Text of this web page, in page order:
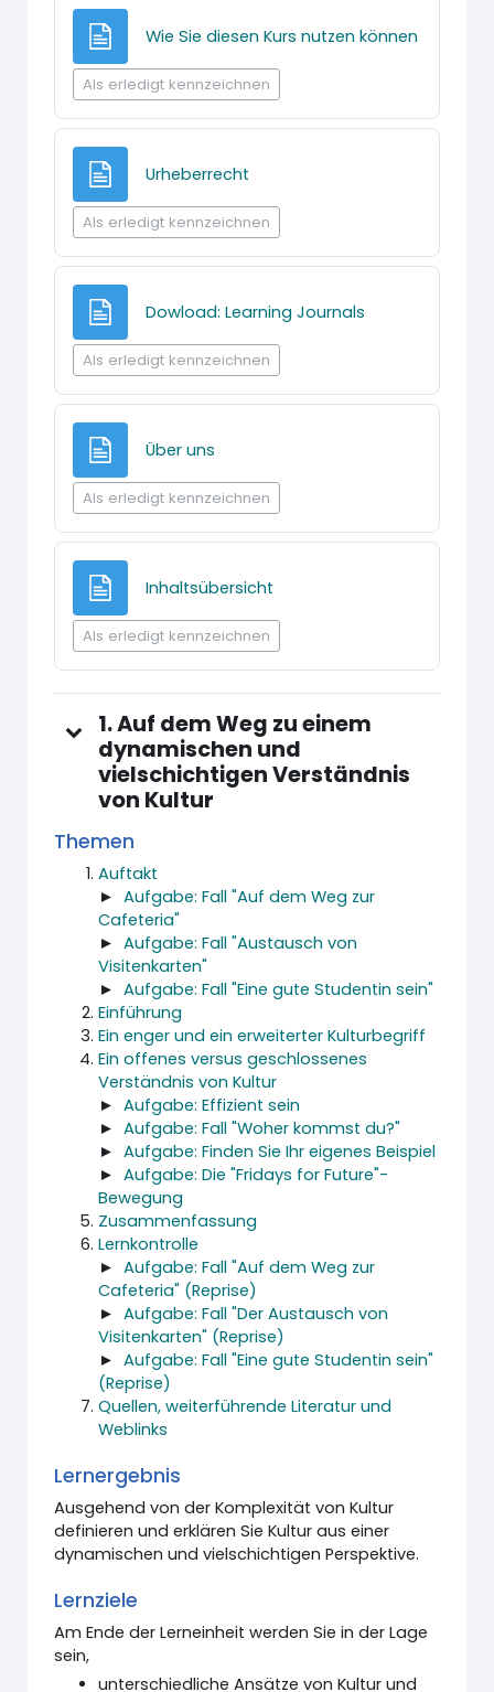
Wie Sie diesen Kurs nutzen können
Als erledigt kennzeichnen
Urheberrecht
Als erledigt kennzeichnen
Dowload: Learning Journals
Als erledigt kennzeichnen
Über uns
Als erledigt kennzeichnen
Inhaltsübersicht
Als erledigt kennzeichnen
1. Auf dem Weg zu einem
dynamischen und
vielschichtigen Verständnis
von Kultur
Themen
Auftakt
►Aufgabe: Fall "Auf dem Weg zur
Cafeteria"
►Aufgabe: Fall "Austausch von
Visitenkarten"
►Aufgabe: Fall "Eine gute Studentin sein"
Einführung
Ein enger und ein erweiterter Kulturbegriff
Ein offenes versus geschlossenes
Verständnis von Kultur
►Aufgabe: Effizient sein
►Aufgabe: Fall "Woher kommst du?"
►Aufgabe: Finden Sie Ihr eigenes Beispiel
►Aufgabe: Die "Fridays for Future"-
Bewegung
Zusammenfassung
Lernkontrolle
►Aufgabe: Fall "Auf dem Weg zur
Cafeteria" (Reprise)
►Aufgabe: Fall "Der Austausch von
Visitenkarten" (Reprise)
►Aufgabe: Fall "Eine gute Studentin sein"
(Reprise)
Quellen, weiterführende Literatur und
Weblinks
Lernergebnis
Ausgehend von der Komplexität von Kultur
definieren und erklären Sie Kultur aus einer
dynamischen und vielschichtigen Perspektive.
Lernziele
Am Ende der Lerneinheit werden Sie in der Lage
sein,
unterschiedliche Ansätze von Kultur und